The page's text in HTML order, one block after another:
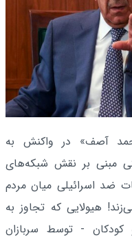
آصف» در واکنش به
مبنی بر نقش شبکه‌های
ضد اسرائیلی میان مردم
هیولایی که تجاوز به
کودکان - توسط سربازان